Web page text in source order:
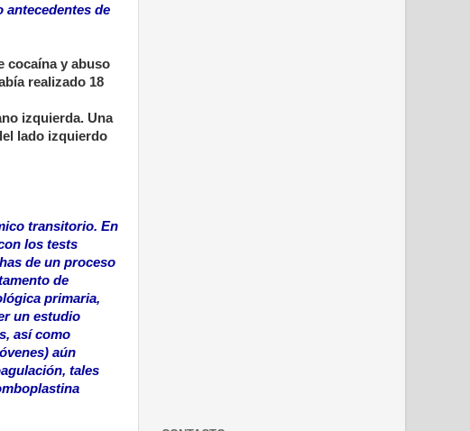
antecedentes de
cocaína y abuso
realizado 18
izquierda. Una
lado izquierdo
transitorio. En
los tests
de un proceso
de
primaria,
un estudio
así como
aún
tales